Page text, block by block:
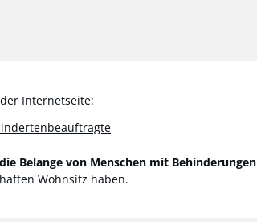
Internetseite:
Belange von Menschen mit Behinderungen
Wohnsitz haben.